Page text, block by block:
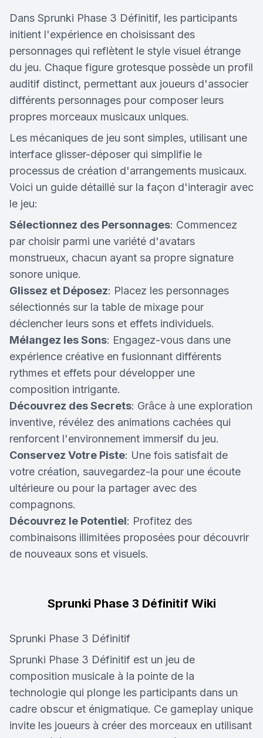
Dans Sprunki Phase 3 Définitif, les participants
initient l'expérience en choisissant des
personnages qui reflètent le style visuel étrange
du jeu. Chaque figure grotesque possède un profil
auditif distinct, permettant aux joueurs d'associer
différents personnages pour composer leurs
propres morceaux musicaux uniques.
Les mécaniques de jeu sont simples, utilisant une
interface glisser-déposer qui simplifie le
processus de création d'arrangements musicaux.
Voici un guide détaillé sur la façon d'interagir avec
le jeu:
Sélectionnez des Personnages: Commencez
par choisir parmi une variété d'avatars
monstrueux, chacun ayant sa propre signature
sonore unique.
Glissez et Déposez: Placez les personnages
sélectionnés sur la table de mixage pour
déclencher leurs sons et effets individuels.
Mélangez les Sons: Engagez-vous dans une
expérience créative en fusionnant différents
rythmes et effets pour développer une
composition intrigante.
Découvrez des Secrets: Grâce à une exploration
inventive, révélez des animations cachées qui
renforcent l'environnement immersif du jeu.
Conservez Votre Piste: Une fois satisfait de
votre création, sauvegardez-la pour une écoute
ultérieure ou pour la partager avec des
compagnons.
Découvrez le Potentiel: Profitez des
combinaisons illimitées proposées pour découvrir
de nouveaux sons et visuels.
Sprunki Phase 3 Définitif Wiki
Sprunki Phase 3 Définitif
Sprunki Phase 3 Définitif est un jeu de
composition musicale à la pointe de la
technologie qui plonge les participants dans un
cadre obscur et énigmatique. Ce gameplay unique
invite les joueurs à créer des morceaux en utilisant